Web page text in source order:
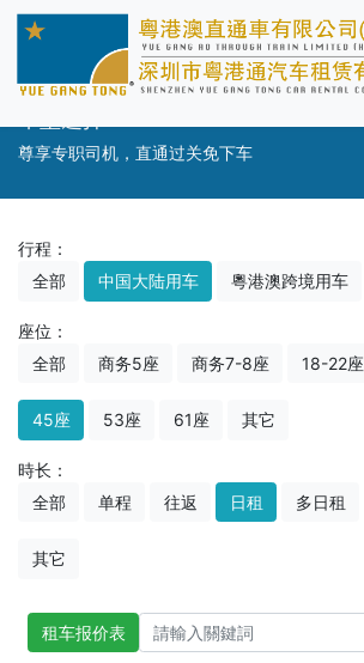
尊享专职司机，直通过关免下车
行程：
全部
中国大陆用车 粵港澳跨境用车
座位：
全部
商务5座 商务7-8座 18-22座
45座 53座 61座 其它
時长：
全部
单程 往返 日租 多日租
其它
租车报价表